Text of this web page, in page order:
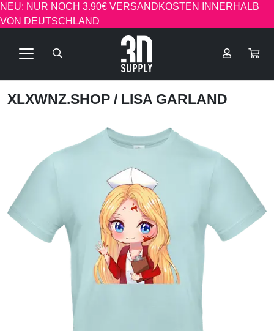
NEU: NUR NOCH 3.90€ VERSANDKOSTEN INNERHALB
VON DEUTSCHLAND
XLXWNZ.SHOP / LISA GARLAND